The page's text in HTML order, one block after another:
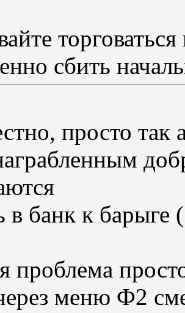
сбить
просто
в банк к
проблема
меню Ф2